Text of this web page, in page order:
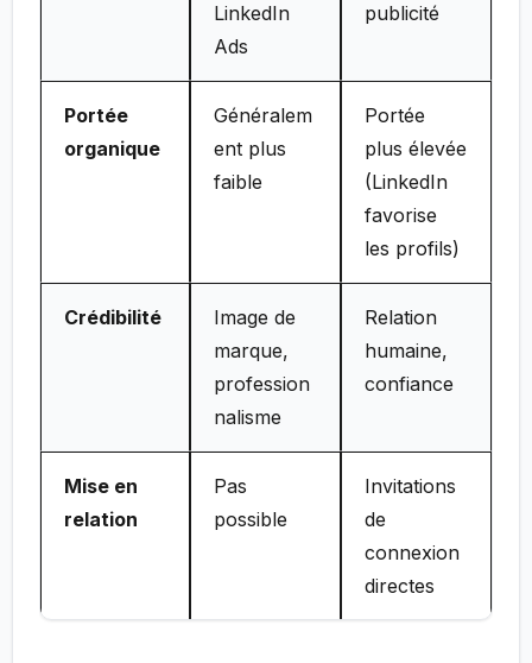
LinkedIn
Ads
publicité
Portée
organique
Généralem
ent plus
faible
Portée
plus élevée
(LinkedIn
favorise
les profils)
Crédibilité
Image de
marque,
profession
nalisme
Relation
humaine,
confiance
Mise en
relation
Pas
possible
Invitations
de
connexion
directes